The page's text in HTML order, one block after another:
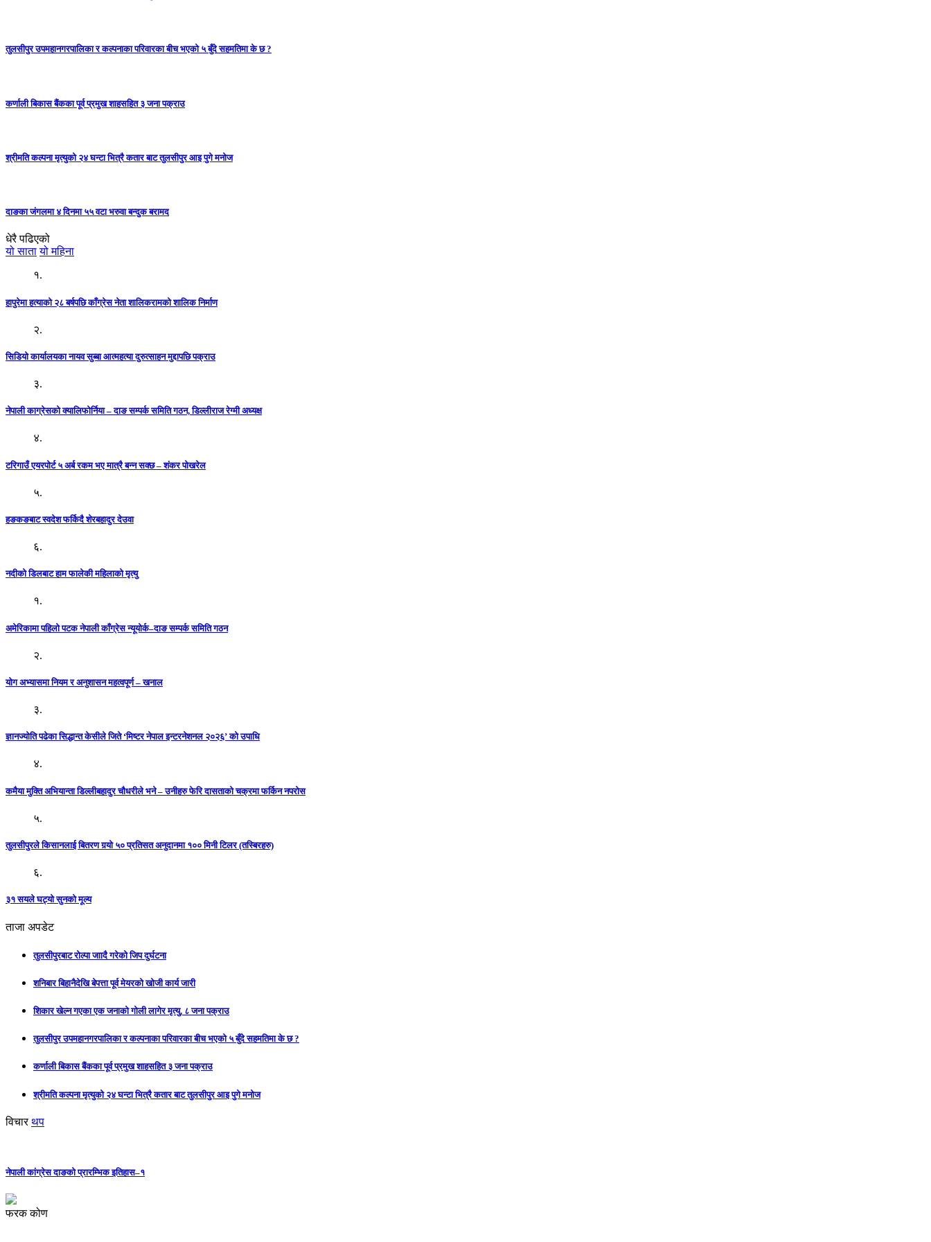
तुलसीपुर उपमहानगरपालिका र कल्पनाका परिवारका बीच भएको ५ बुँदे सहमतिमा के छ ?
कर्णाली बिकास बैंकका पूर्व प्रमुख शाहसहित ३ जना पक्राउ
श्रीमति कल्पना मृत्युको २४ घन्टा भित्रै कतार बाट तुलसीपुर आइ पुगे मनोज
दाङका जंगलमा ४ दिनमा ५५ वटा भरुवा बन्दुक बरामद
धेरै पढिएको
यो साता यो महिना
१.
हापुरेमा हत्याको २८ बर्षपछि काँग्रेस नेता शालिकरामको शालिक निर्माण
२.
सिडियो कार्यालयका नायव सुब्बा आत्महत्या दुरुत्साहन मुद्दापछि पक्राउ
३.
नेपाली काग्रेसको क्यालिफोर्निया – दाङ सम्पर्क समिति गठन, डिल्लीराज रेग्मी अध्यक्ष
४.
टरिगाउँ एयरपोर्ट ५ अर्ब रकम भए मात्रै बन्न सक्छ – शंकर पोखरेल
५.
हङकङबाट स्वदेश फर्किदै शेरबहादुर देउवा
६.
नदीको डिलबाट हाम फालेकी महिलाको मृत्यु
१.
अमेरिकामा पहिलो पटक नेपाली काँग्रेस न्यूयोर्क–दाङ सम्पर्क समिति गठन
२.
योग अभ्यासमा नियम र अनुशासन महत्वपूर्ण – खनाल
३.
ज्ञानज्योति पढेका सिद्धान्त केसीले जिते ‘मिष्टर नेपाल इन्टरनेशनल २०२६’ को उपाधि
४.
कमैया मुक्ति अभियान्ता डिल्लीबहादुर चौधरीले भने – उनीहरु फेरि दासताको चक्रमा फर्किन नपरोस
५.
तुलसीपुरले किसानलाई बितरण गर्‍यो ५० प्रतिसत अनुदानमा १०० मिनी टिलर (तस्बिरहरु)
६.
३१ सयले घट्यो सुनको मूल्य
ताजा अपडेट
तुलसीपुरबाट रोल्पा जाादै गरेको जिप दुर्घटना
शनिबार बिहानैदेखि बेपत्ता पूर्व मेयरको खोजी कार्य जारी
शिकार खेल्न गएका एक जनाको गोली लागेर मृत्यु, ८ जना पक्राउ
तुलसीपुर उपमहानगरपालिका र कल्पनाका परिवारका बीच भएको ५ बुँदे सहमतिमा के छ ?
कर्णाली बिकास बैंकका पूर्व प्रमुख शाहसहित ३ जना पक्राउ
श्रीमति कल्पना मृत्युको २४ घन्टा भित्रै कतार बाट तुलसीपुर आइ पुगे मनोज
विचार थप
नेपाली कांग्रेस दाङको प्रारम्भिक इतिहास–१
फरक कोण